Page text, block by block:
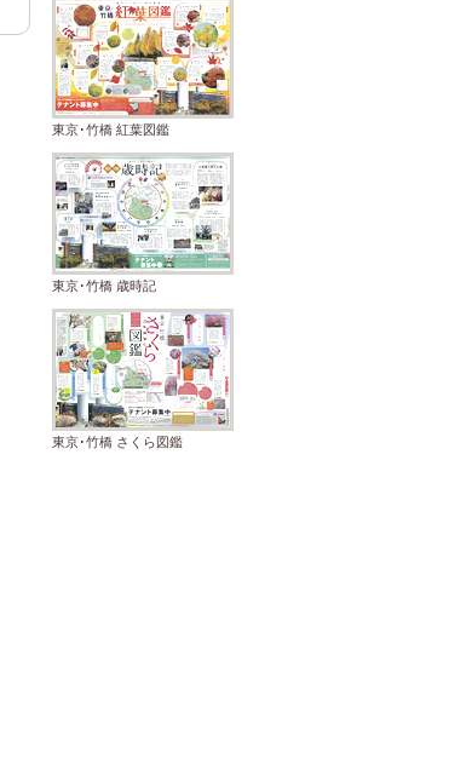
東京･竹橋 紅葉図鑑
東京･竹橋 歳時記
東京･竹橋 さくら図鑑